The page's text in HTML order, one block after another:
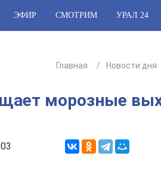
ЭФИР СМОТРИМ УРАЛ 24
Главная Новости дня
морозные